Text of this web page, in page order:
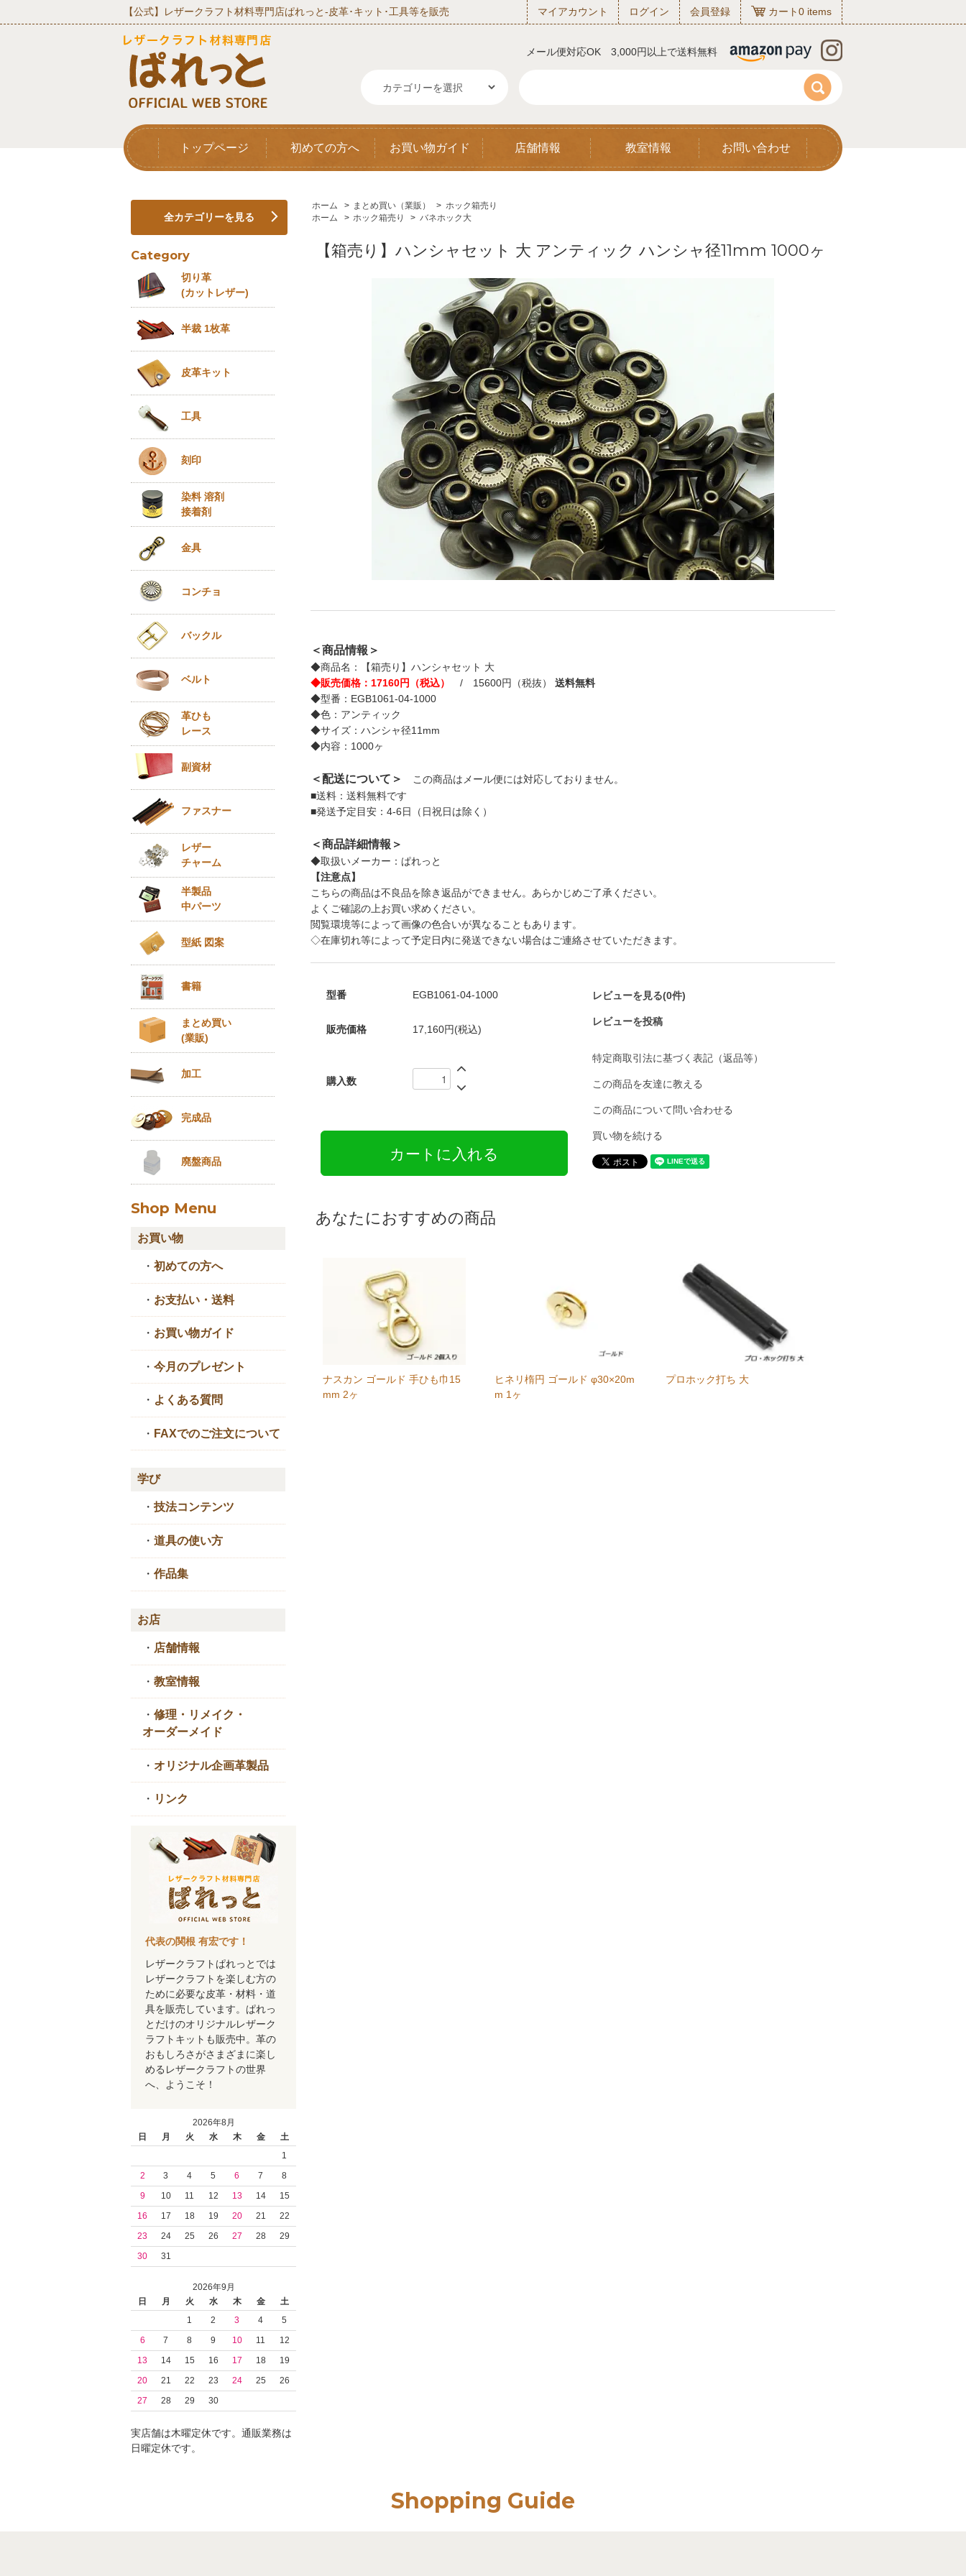
【公式】レザークラフト材料専門店ぱれっと‐皮革･キット･工具等を販売 マイアカウント ログイン 会員登録 カート0 items
メール便対応OK 3,000円以上で送料無料
トップページ 初めての方へ お買い物ガイド 店舗情報 教室情報 お問い合わせ
ホーム > まとめ買い（業販） > ホック箱売り
ホーム
> ホック箱売り > バネホック大
【箱売り】ハンシャセット 大 アンティック ハンシャ径11mm 1000ヶ
＜商品情報＞
◆商品名：【箱売り】ハンシャセット 大
◆販売価格：17160円（税込）
/ 15600円（税抜） 送料無料
◆型番：EGB1061-04-1000
◆色：アンティック
◆サイズ：ハンシャ径11mm
◆内容：1000ヶ
＜配送について＞
この商品はメール便には対応しておりません。
■送料：送料無料です
■発送予定目安：4-6日（日祝日は除く）
＜商品詳細情報＞
◆取扱いメーカー：ぱれっと
【注意点】
こちらの商品は不良品を除き返品ができません。あらかじめご了承ください。
よくご確認の上お買い求めください。
閲覧環境等によって画像の色合いが異なることもあります。
◇在庫切れ等によって予定日内に発送できない場合はご連絡させていただきます。
型番 EGB1061-04-1000
販売価格 17,160円(税込)
購入数
レビューを見る(0件)
レビューを投稿
特定商取引法に基づく表記（返品等）
この商品を友達に教える
この商品について問い合わせる
買い物を続ける
あなたにおすすめの商品
ナスカン ゴールド 手ひも巾15
mm 2ヶ
ヒネリ楕円 ゴールド φ30×20m
m 1ヶ
プロホック打ち 大
全カテゴリーを見る
Category
切り革
(カットレザー)
半裁 1枚革
皮革キット
工具
刻印
染料 溶剤
接着剤
金具
コンチョ
バックル
ベルト
革ひも
レース
副資材
ファスナー
レザー
チャーム
半製品
中パーツ
型紙 図案
書籍
まとめ買い
(業販)
加工
完成品
廃盤商品
Shop Menu
お買い物
・ 初めての方へ
・ お支払い・送料
・ お買い物ガイド
・ 今月のプレゼント
・ よくある質問
・ FAXでのご注文について
学び
・ 技法コンテンツ
・ 道具の使い方
・ 作品集
お店
・ 店舗情報
・ 教室情報
・ 修理・リメイク・
オーダーメイド
・ オリジナル企画革製品
・ リンク
代表の関根 有宏です！
レザークラフトぱれっとでは
レザークラフトを楽しむ方の
ために必要な皮革・材料・道
具を販売しています。ぱれっ
とだけのオリジナルレザーク
ラフトキットも販売中。革の
おもしろさがさまざまに楽し
めるレザークラフトの世界
へ、ようこそ！
2026年8月
日
月 火 水 木 金
土
1
2
3 4 5 6 7
8
9
10 11 12 13 14
15
16
17 18 19 20 21
22
23
24 25 26 27 28
29
30
31
2026年9月
日
月 火 水 木 金
土
1
2 3 4
5
6
7 8 9 10 11
12
13
14 15 16 17 18
19
20
21 22 23 24 25
26
27
28 29 30
実店舗は木曜定休です。通販業務は
日曜定休です。
Shopping Guide